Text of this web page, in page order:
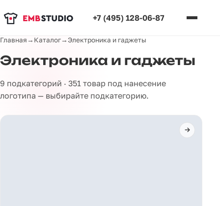
+7 (495) 128-06-87
Главная→ Каталог→Электроника и гаджеты
Электроника и гаджеты
9 подкатегорий · 351 товар под нанесение
логотипа — выбирайте подкатегорию.